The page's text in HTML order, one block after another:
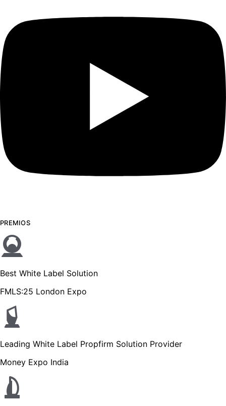
PREMIOS
Best White Label Solution
FMLS:25 London Expo
Leading White Label Propfirm Solution Provider
Money Expo India